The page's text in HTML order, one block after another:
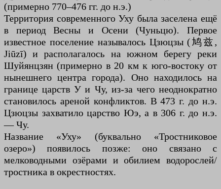
(примерно 770–476 гг. до н.э.)
Территория современного Уху была заселена ещё
в период Весны и Осени (Чуньцю). Первое
известное поселение называлось Цзюцзы (鸠兹,
Jiūzī) и располагалось на южном берегу реки
Шуйянцзян (примерно в 20 км к юго-востоку от
нынешнего центра города). Оно находилось на
границе царств У и Чу, из-за чего неоднократно
становилось ареной конфликтов. В 473 г. до н.э.
Цзюцзы захватило царство Юэ, а в 306 г. до н.э.
— Чу.
Название «Уху» (буквально «Тростниковое
озеро») появилось позже: оно связано с
мелководными озёрами и обилием водорослей/
тростника в окрестностях.